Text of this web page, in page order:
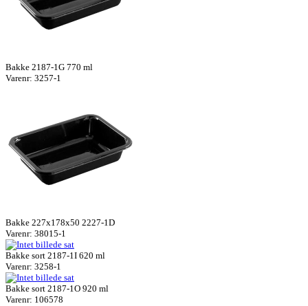
Bakke 2187-1G 770 ml
Varenr: 3257-1
Bakke 227x178x50 2227-1D
Varenr: 38015-1
Bakke sort 2187-1I 620 ml
Varenr: 3258-1
Bakke sort 2187-1O 920 ml
Varenr: 106578